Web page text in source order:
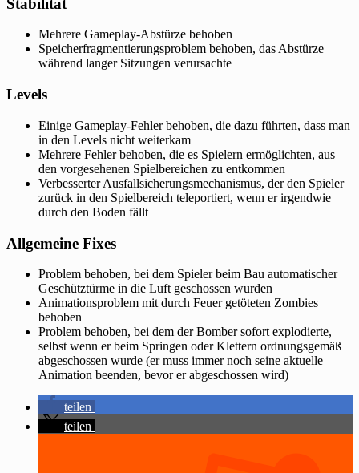
Mehrere Gameplay-Abstürze behoben
Speicherfragmentierungsproblem behoben, das Abstürze
während langer Sitzungen verursachte
Levels
Einige Gameplay-Fehler behoben, die dazu führten, dass man
in den Levels nicht weiterkam
Mehrere Fehler behoben, die es Spielern ermöglichten, aus
den vorgesehenen Spielbereichen zu entkommen
Verbesserter Ausfallsicherungsmechanismus, der den Spieler
zurück in den Spielbereich teleportiert, wenn er irgendwie
durch den Boden fällt
Allgemeine Fixes
Problem behoben, bei dem Spieler beim Bau automatischer
Geschütztürme in die Luft geschossen wurden
Animationsproblem mit durch Feuer getöteten Zombies
behoben
Problem behoben, bei dem der Bomber sofort explodierte,
selbst wenn er beim Springen oder Klettern ordnungsgemäß
abgeschossen wurde (er muss immer noch seine aktuelle
Animation beenden, bevor er abgeschossen wird)
teilen
teilen